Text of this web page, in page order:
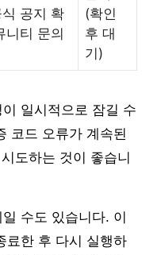
공지 확
니티 문의
(확인
후 대
기)
일시적으로 잠길 수
코드 오류가 계속된
도하는 것이 좋습니
수도 있습니다. 이
료한 후 다시 실행하